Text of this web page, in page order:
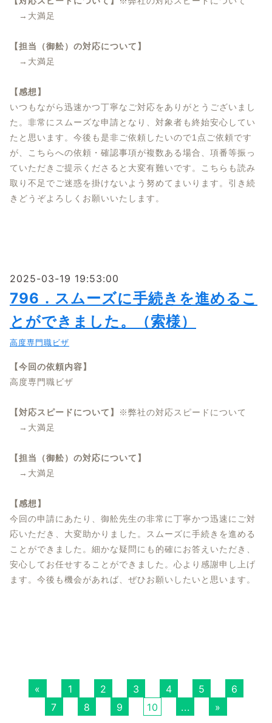
→大満足
【担当（御舩）の対応について】
→大満足
【感想】
いつもながら迅速かつ丁寧なご対応をありがとうございまし
た。非常にスムーズな申請となり、対象者も終始安心してい
たと思います。今後も是非ご依頼したいので1点ご依頼です
が、こちらへの依頼・確認事項が複数ある場合、項番等振っ
ていただきご提示くださると大変有難いです。こちらも読み
取り不足でご迷惑を掛けないよう努めてまいります。引き続
きどうぞよろしくお願いいたします。
2025-03-19 19:53:00
796．スムーズに手続きを進めるこ
とができました。（索様）
高度専門職ビザ
【今回の依頼内容】
高度専門職ビザ
【対応スピードについて】
※弊社の対応スピードについて
→大満足
【担当（御舩）の対応について】
→大満足
【感想】
今回の申請にあたり、御舩先生の非常に丁寧かつ迅速にご対
応いただき、大変助かりました。スムーズに手続きを進める
ことができました。細かな疑問にも的確にお答えいただき、
安心してお任せすることができました。心より感謝申し上げ
ます。今後も機会があれば、ぜひお願いしたいと思います。
« 1 2 3 4 5
6
7
8 9 10 ... »